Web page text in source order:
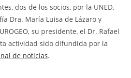
dos de los socios, por la UNED,
Dra. María Luisa de Lázaro y
su presidente, el Dr. Rafael
actividad sido difundida por la
de noticias.